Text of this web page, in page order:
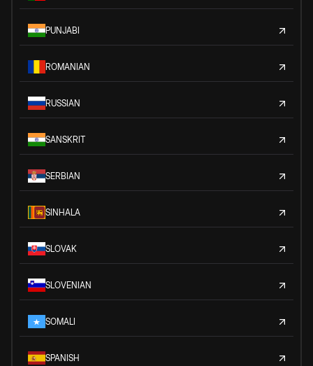
PUNJABI
ROMANIAN
RUSSIAN
SANSKRIT
SERBIAN
SINHALA
SLOVAK
SLOVENIAN
SOMALI
SPANISH